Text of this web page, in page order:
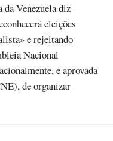
Venezuela diz
eleições
e rejeitando
Nacional
e aprovada
de organizar